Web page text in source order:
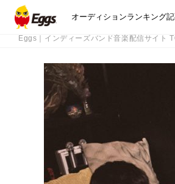
オーディションランキング
Eggs｜インディーズバンド音楽配信サイト